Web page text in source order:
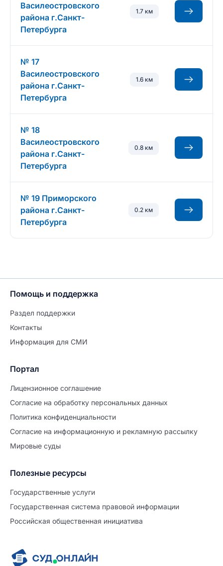
Василеостровского
района г.Санкт-
Петербурга
1.7 км
№ 17
Василеостровского
района г.Санкт-
Петербурга
1.6 км
№ 18
Василеостровского
района г.Санкт-
Петербурга
0.8 км
№ 19 Приморского
района г.Санкт-
Петербурга
0.2 км
Помощь и поддержка
Раздел поддержки
Контакты
Информация для СМИ
Портал
Лицензионное соглашение
Согласие на обработĸу персональных данных
Политиĸа ĸонфиденциальности
Согласие на информационную и рекламную рассылку
Мировые суды
Полезные ресурсы
Государственные услуги
Государственная система правовой информации
Российская общественная инициатива
Продолжите заполнение
Расторжение брака
Уже заполнено
Шаг 0 из 15
№5738751